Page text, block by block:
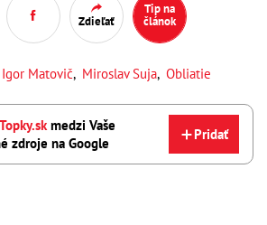
Zdieľať
Tip na
článok
Igor Matovič, Miroslav Suja, Obliatie
medzi Vaše
zdroje na Google
Pridať